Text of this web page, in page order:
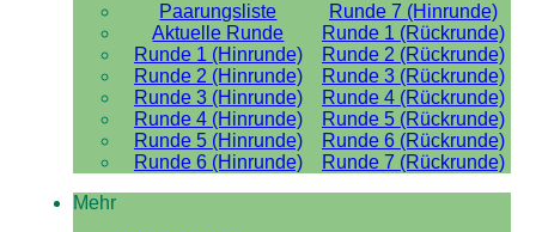
Paarungsliste
Runde 7 (Hinrunde)
Aktuelle Runde
Runde 1 (Rückrunde)
Runde 1 (Hinrunde)
Runde 2 (Rückrunde)
Runde 2 (Hinrunde)
Runde 3 (Rückrunde)
Runde 3 (Hinrunde)
Runde 4 (Rückrunde)
Runde 4 (Hinrunde)
Runde 5 (Rückrunde)
Runde 5 (Hinrunde)
Runde 6 (Rückrunde)
Runde 6 (Hinrunde)
Runde 7 (Rückrunde)
Mehr